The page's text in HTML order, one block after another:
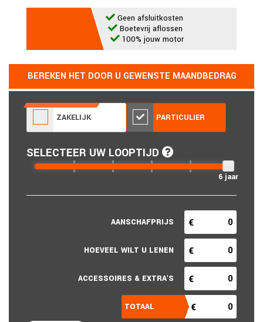
Geen afsluitkosten
Boetevrij aflossen
100% jouw motor
BEREKEN HET DOOR U GEWENSTE MAANDBEDRAG
PARTICULIER
ZAKELIJK
SELECTEER UW LOOPTIJD
6 jaar